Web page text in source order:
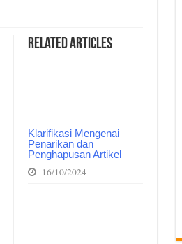
Related Articles
Klarifikasi Mengenai
Penarikan dan
Penghapusan Artikel
16/10/2024